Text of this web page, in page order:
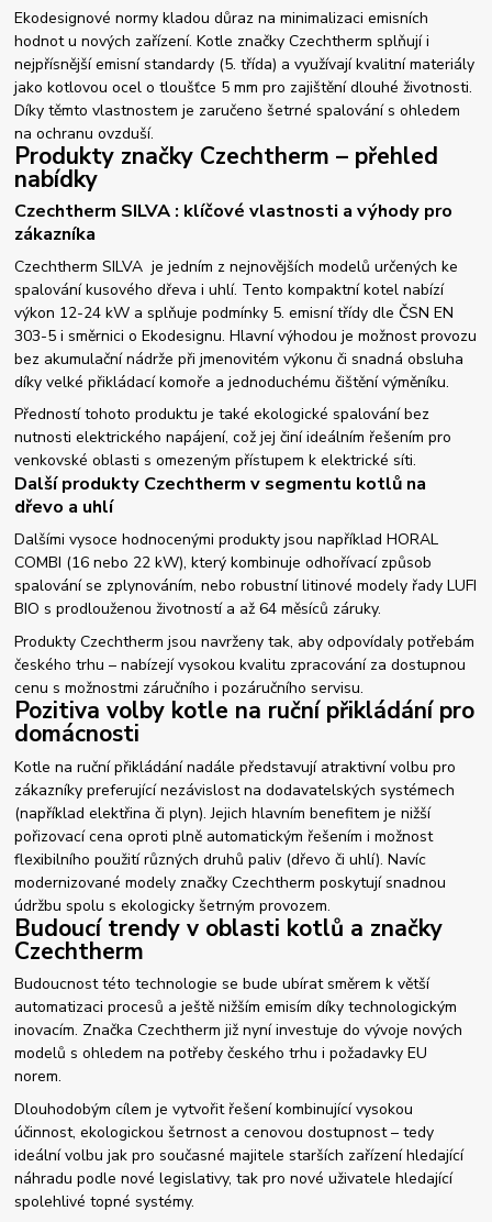
Ekodesignové normy kladou důraz na minimalizaci emisních
hodnot u nových zařízení. Kotle značky Czechtherm splňují i
nejpřísnější emisní standardy (5. třída) a využívají kvalitní materiály
jako kotlovou ocel o tloušťce 5 mm pro zajištění dlouhé životnosti.
Díky těmto vlastnostem je zaručeno šetrné spalování s ohledem
na ochranu ovzduší.
Produkty značky Czechtherm – přehled
nabídky
Czechtherm SILVA : klíčové vlastnosti a výhody pro
zákazníka
Czechtherm SILVA je jedním z nejnovějších modelů určených ke
spalování kusového dřeva i uhlí. Tento kompaktní kotel nabízí
výkon 12-24 kW a splňuje podmínky 5. emisní třídy dle ČSN EN
303-5 i směrnici o Ekodesignu. Hlavní výhodou je možnost provozu
bez akumulační nádrže při jmenovitém výkonu či snadná obsluha
díky velké přikládací komoře a jednoduchému čištění výměníku.
Předností tohoto produktu je také ekologické spalování bez
nutnosti elektrického napájení, což jej činí ideálním řešením pro
venkovské oblasti s omezeným přístupem k elektrické síti.
Další produkty Czechtherm v segmentu kotlů na
dřevo a uhlí
Dalšími vysoce hodnocenými produkty jsou například HORAL
COMBI (16 nebo 22 kW), který kombinuje odhořívací způsob
spalování se zplynováním, nebo robustní litinové modely řady LUFI
BIO s prodlouženou životností a až 64 měsíců záruky.
Produkty Czechtherm jsou navrženy tak, aby odpovídaly potřebám
českého trhu – nabízejí vysokou kvalitu zpracování za dostupnou
cenu s možnostmi záručního i pozáručního servisu.
Pozitiva volby kotle na ruční přikládání pro
domácnosti
Kotle na ruční přikládání nadále představují atraktivní volbu pro
zákazníky preferující nezávislost na dodavatelských systémech
(například elektřina či plyn). Jejich hlavním benefitem je nižší
pořizovací cena oproti plně automatickým řešením i možnost
flexibilního použití různých druhů paliv (dřevo či uhlí). Navíc
modernizované modely značky Czechtherm poskytují snadnou
údržbu spolu s ekologicky šetrným provozem.
Budoucí trendy v oblasti kotlů a značky
Czechtherm
Budoucnost této technologie se bude ubírat směrem k větší
automatizaci procesů a ještě nižším emisím díky technologickým
inovacím. Značka Czechtherm již nyní investuje do vývoje nových
modelů s ohledem na potřeby českého trhu i požadavky EU
norem.
Dlouhodobým cílem je vytvořit řešení kombinující vysokou
účinnost, ekologickou šetrnost a cenovou dostupnost – tedy
ideální volbu jak pro současné majitele starších zařízení hledající
náhradu podle nové legislativy, tak pro nové uživatele hledající
spolehlivé topné systémy.